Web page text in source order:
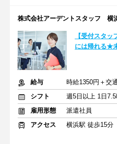
株式会社アーデントスタッフ 横
【受付スタ
には帰れる★
給与
時給1350円＋交
シフト
週5日以上 1日
雇用形態
派遣社員
アクセス
横浜駅 徒歩15分